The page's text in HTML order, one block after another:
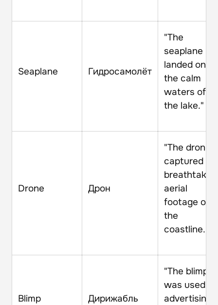
Seaplane Гидросамолёт
"The
seaplane
landed on
the calm
waters of
the lake."
Drone Дрон
"The drone
captured
aerial
footage of
the
coastline."
Blimp Дирижабль
"The blimp
was used
advertising